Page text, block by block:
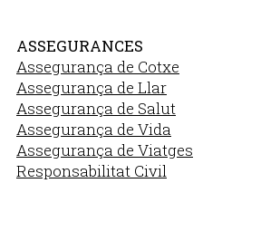
ASSEGURANCES
Assegurança de Cotxe
Assegurança de Llar
Assegurança de Salut
Assegurança de Vida
Assegurança de Viatges
Responsabilitat Civil